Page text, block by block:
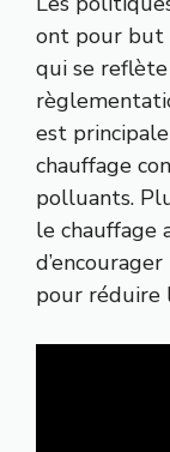
ont pour but
qui se
est
chauffage
polluants.
le chauffage
pour réduire